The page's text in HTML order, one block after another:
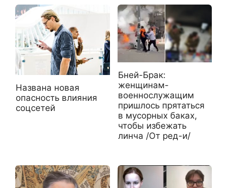
Названа новая
опасность влияния
соцсетей
Бней-Брак:
женщинам-
военнослужащим
пришлось прятаться
в мусорных баках,
чтобы избежать
линча /От ред-и/